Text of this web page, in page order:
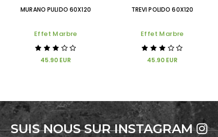
MURANO PULIDO 60X120
Effet Marbre
45.90 EUR
TREVI POLIDO 60X120
Effet Marbre
45.90 EUR
SUIS NOUS SUR INSTAGRAM